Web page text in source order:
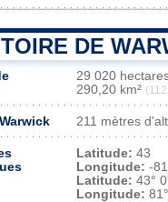
DE
29 020
290,20 km²
211 mètres
Latitude: 43
Longitude: -
Latitude: 43°
Longitude: